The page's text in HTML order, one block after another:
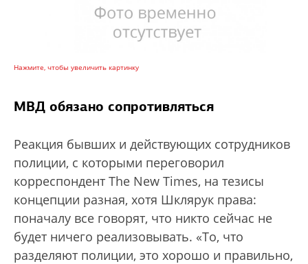
Нажмите, чтобы увеличить картинку
МВД обязано сопротивляться
Реакция бывших и действующих сотрудников
полиции, с которыми переговорил
корреспондент The New Times, на тезисы
концепции разная, хотя Шклярук права:
поначалу все говорят, что никто сейчас не
будет ничего реализовывать. «То, что
разделяют полиции, это хорошо и правильно,